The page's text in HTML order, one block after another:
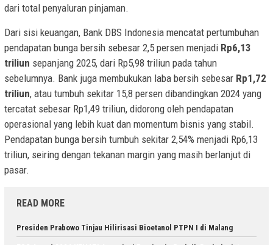
dari total penyaluran pinjaman.
Dari sisi keuangan, Bank DBS Indonesia mencatat pertumbuhan
pendapatan bunga bersih sebesar 2,5 persen menjadi Rp6,13
triliun sepanjang 2025, dari Rp5,98 triliun pada tahun
sebelumnya. Bank juga membukukan laba bersih sebesar Rp1,72
triliun, atau tumbuh sekitar 15,8 persen dibandingkan 2024 yang
tercatat sebesar Rp1,49 triliun, didorong oleh pendapatan
operasional yang lebih kuat dan momentum bisnis yang stabil.
Pendapatan bunga bersih tumbuh sekitar 2,54% menjadi Rp6,13
triliun, seiring dengan tekanan margin yang masih berlanjut di
pasar.
READ MORE
Presiden Prabowo Tinjau Hilirisasi Bioetanol PTPN I di Malang